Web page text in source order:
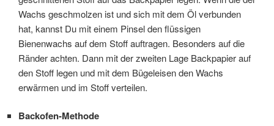
Wachs geschmolzen ist und sich mit dem Öl verbunden
hat, kannst Du mit einem Pinsel den flüssigen
Bienenwachs auf dem Stoff auftragen. Besonders auf die
Ränder achten. Dann mit der zweiten Lage Backpapier auf
den Stoff legen und mit dem Bügeleisen den Wachs
erwärmen und im Stoff verteilen.
Backofen-Methode